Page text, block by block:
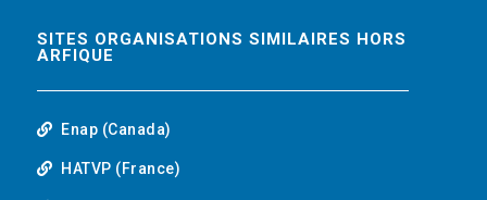
SITES ORGANISATIONS SIMILAIRES HORS
ARFIQUE
Enap (Canada)
HATVP (France)